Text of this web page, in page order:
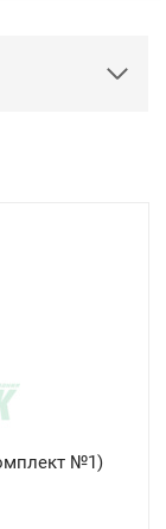
№1)